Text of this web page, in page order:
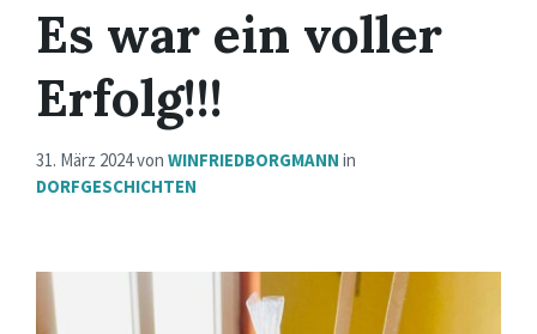
Es war ein voller
Erfolg!!!
31. März 2024von WINFRIEDBORGMANN in
DORFGESCHICHTEN